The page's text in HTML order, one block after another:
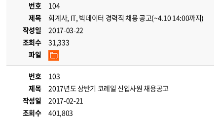
번호
104
제목
회계사, IT, 빅데이터 경력직 채용 공고(~4.10 14:00까지)
작성일
2017-03-22
조회수
31,333
파일
번호
103
제목
2017년도 상반기 코레일 신입사원 채용공고
작성일
2017-02-21
조회수
401,803